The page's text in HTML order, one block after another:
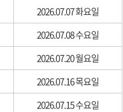
2026.07.07 화요일
2026.07.08 수요일
2026.07.20 월요일
2026.07.16 목요일
2026.07.15 수요일